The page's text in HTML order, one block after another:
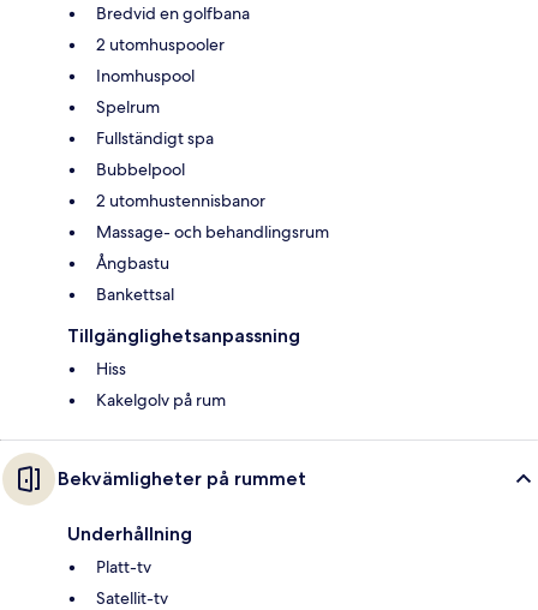
Bredvid en golfbana
2 utomhuspooler
Inomhuspool
Spelrum
Fullständigt spa
Bubbelpool
2 utomhustennisbanor
Massage- och behandlingsrum
Ångbastu
Bankettsal
Tillgänglighetsanpassning
Hiss
Kakelgolv på rum
Bekvämligheter på rummet
Underhållning
Platt-tv
Satellit-tv